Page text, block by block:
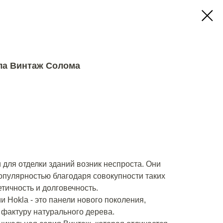
Винтаж Солома
отделки зданий возник неспроста. Они
благодаря совокупности таких
и долговечность.
Hokla - это панели нового поколения,
натурального дерева.